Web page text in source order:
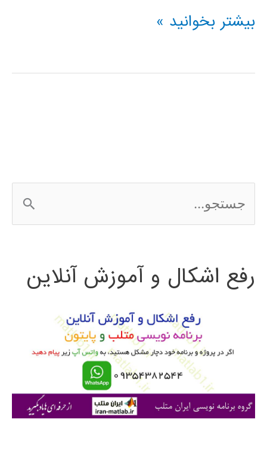
پیش
(preprocessing)
بیشتر بخوانید »
س
ج
ی
رفع اشکال و آموزش آنلاین